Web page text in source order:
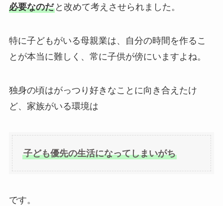
必要なのだと改めて考えさせられました。
特に子どもがいる母親業は、自分の時間を作るこ
とが本当に難しく、常に子供が傍にいますよね。
独身の頃はがっつり好きなことに向き合えたけ
ど、家族がいる環境は
子ども優先の生活になってしまいがち
です。